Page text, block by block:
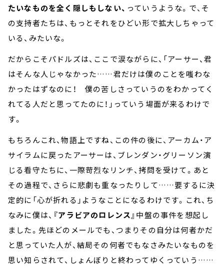
たいなものを全く隠しもしない、 っていうような。で、そ
の支持者たちは、もっとそれをひどい形で拡大しちゃって
いる、みたいな。
だからこそパドルズは、ここで涙ながらに、「アーサー、君
はそんな人じゃなかった……君だけは僕のことを嗤わな
かったはずなのに！ 僕の苦しさっていうのをわかってく
れてる人だと思ってたのに！」っていう場面が来るわけで
す。
もちろんこれ、物語上ですね、この件の後に、アーカム・ア
サイラムに戻ったアーサーは、ブレンダン・グリーソン演
じる看守たちに、一際苛烈なリンチ、拷問を受けて。あと
その過程で、さらに悲劇も重なったりして……要するに決
定的に「心が折れる」ようなことになるわけです。これ、ち
なみに僕は、 『アラビアのロレンス』 中盤の事件を想起し
ました。先ほどのメールでも、つまりその自分は何者かだ
と思っていた人が、結局その何者でもなさみたいなものを
思い知らされて、しょんぼりと終わってゆくっていう……